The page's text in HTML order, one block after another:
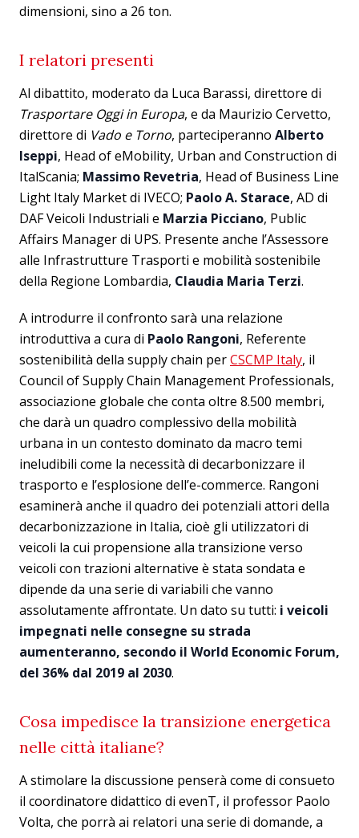
dimensioni, sino a 26 ton.
I relatori presenti
Al dibattito, moderato da Luca Barassi, direttore di
Trasportare Oggi in Europa, e da Maurizio Cervetto,
direttore di Vado e Torno, parteciperanno Alberto
Iseppi, Head of eMobility, Urban and Construction di
ItalScania; Massimo Revetria, Head of Business Line
Light Italy Market di IVECO; Paolo A. Starace, AD di
DAF Veicoli Industriali e Marzia Picciano, Public
Affairs Manager di UPS. Presente anche l’Assessore
alle Infrastrutture Trasporti e mobilità sostenibile
della Regione Lombardia, Claudia Maria Terzi.
A introdurre il confronto sarà una relazione
introduttiva a cura di Paolo Rangoni, Referente
sostenibilità della supply chain perCSCMP Italy, il
Council of Supply Chain Management Professionals,
associazione globale che conta oltre 8.500 membri,
che darà un quadro complessivo della mobilità
urbana in un contesto dominato da macro temi
ineludibili come la necessità di decarbonizzare il
trasporto e l’esplosione dell’e-commerce. Rangoni
esaminerà anche il quadro dei potenziali attori della
decarbonizzazione in Italia, cioè gli utilizzatori di
veicoli la cui propensione alla transizione verso
veicoli con trazioni alternative è stata sondata e
dipende da una serie di variabili che vanno
assolutamente affrontate. Un dato su tutti: i veicoli
impegnati nelle consegne su strada
aumenteranno, secondo il World Economic Forum,
del 36% dal 2019 al 2030.
Cosa impedisce la transizione energetica
nelle città italiane?
A stimolare la discussione penserà come di consueto
il coordinatore didattico di evenT, il professor Paolo
Volta, che porrà ai relatori una serie di domande, a